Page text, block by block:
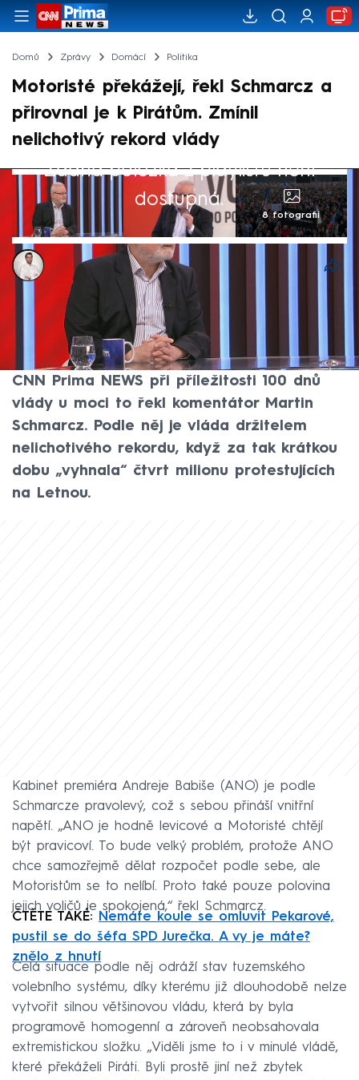
Domů Zprávy Domácí Politika
Motoristé překážejí, řekl Schmarcz a
přirovnal je k Pirátům. Zmínil
nelichotivý rekord vlády
Žádná položka z playlistu není
dostupná.
8 fotografií
Petr Šilhán
25. bře 2026, 14:36
Vládní koalice není programově homogenní
a Motoristé v ní překážejí podobně jako
Piráti v té minulé. Ve speciálním vysílání na
CNN Prima NEWS při příležitosti 100 dnů
vlády u moci to řekl komentátor Martin
Schmarcz. Podle něj je vláda držitelem
nelichotivého rekordu, když za tak krátkou
dobu „vyhnala“ čtvrt milionu protestujících
na Letnou.
Kabinet premiéra Andreje Babiše (ANO) je podle
Schmarcze pravolevý, což s sebou přináší vnitřní
napětí. „ANO je hodně levicové a Motoristé chtějí
být pravicoví. To bude velký problém, protože ANO
chce samozřejmě dělat rozpočet podle sebe, ale
Motoristům se to nelíbí. Proto také pouze polovina
jejich voličů je spokojená,“ řekl Schmarcz.
ČTĚTE TAKÉ:
Nemáte koule se omluvit Pekarové,
pustil se do šéfa SPD Jurečka. A vy je máte?
znělo z hnutí
Celá situace podle něj odráží stav tuzemského
volebního systému, díky kterému již dlouhodobě nelze
vytvořit silnou většinovou vládu, která by byla
programově homogenní a zároveň neobsahovala
extremistickou složku. „Viděli jsme to i v minulé vládě,
které překáželi Piráti. Byli prostě jiní než zbytek